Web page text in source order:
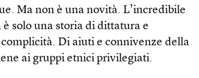
Ma non è una novità. L’incredibile
solo una storia di dittatura e
Di aiuti e connivenze della
ai gruppi etnici privilegiati.